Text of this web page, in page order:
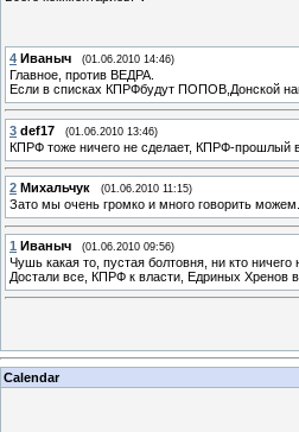
4 Иваныч (01.06.2010 14:46)
Главное, против ВЕДРА.
Если в списках КПРФбудут ПОПОВ,Донской
3 def17 (01.06.2010 13:46)
КПРФ тоже ничего не сделает, КПРФ-прошлый
2 Михальчук (01.06.2010 11:15)
Зато мы очень громко и много говорить можем.
1 Иваныч (01.06.2010 09:56)
Чушь какая то, пустая болтовня, ни кто
Достали все, КПРФ к власти, Едриных Хренов в
Calendar